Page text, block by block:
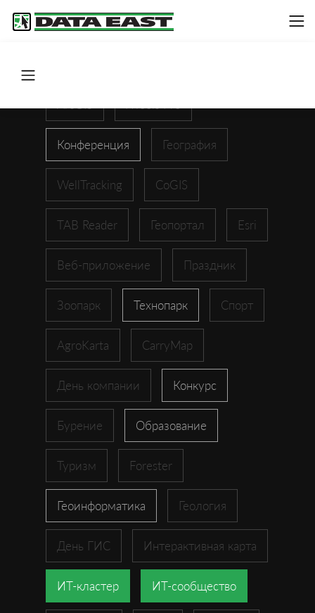
Конференция География
WellTracking CoGIS
TAB Reader Геопортал Esri
Веб-приложение Праздник
Зоопарк Технопарк Спорт
AgroKarta CarryMap
День компании Конкурс
Бурение Образование
Туризм Forester
Геоинформатика Геология
День ГИС Интерактивная карта
ИТ-кластер ИТ-сообщество